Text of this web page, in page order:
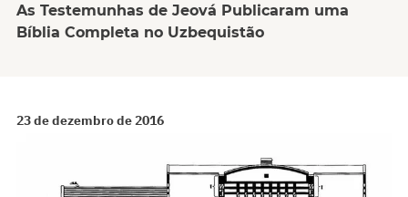
As Testemunhas de Jeová Publicaram uma
Bíblia Completa no Uzbequistão
23 de dezembro de 2016